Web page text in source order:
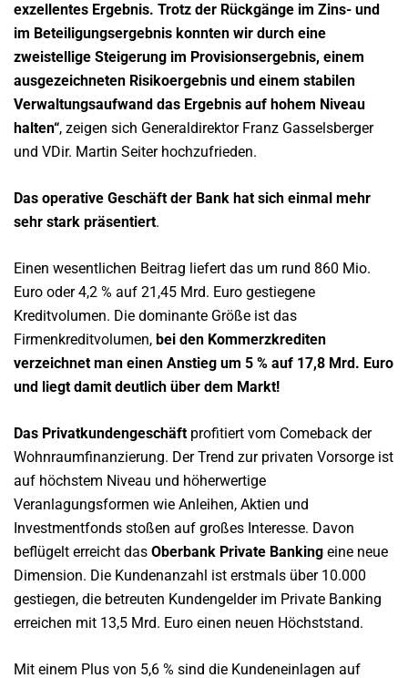
exzellentes Ergebnis. Trotz der Rückgänge im Zins- und
im Beteiligungsergebnis konnten wir durch eine
zweistellige Steigerung im Provisionsergebnis, einem
ausgezeichneten Risikoergebnis und einem stabilen
Verwaltungsaufwand das Ergebnis auf hohem Niveau
halten“, zeigen sich Generaldirektor Franz Gasselsberger
und VDir. Martin Seiter hochzufrieden.
Das operative Geschäft der Bank hat sich einmal mehr
sehr stark präsentiert.
Einen wesentlichen Beitrag liefert das um rund 860 Mio.
Euro oder 4,2 % auf 21,45 Mrd. Euro gestiegene
Kreditvolumen. Die dominante Größe ist das
Firmenkreditvolumen, bei den Kommerzkrediten
verzeichnet man einen Anstieg um 5 % auf 17,8 Mrd. Euro
und liegt damit deutlich über dem Markt!
Das Privatkundengeschäft profitiert vom Comeback der
Wohnraumfinanzierung. Der Trend zur privaten Vorsorge ist
auf höchstem Niveau und höherwertige
Veranlagungsformen wie Anleihen, Aktien und
Investmentfonds stoßen auf großes Interesse. Davon
beflügelt erreicht das Oberbank Private Banking eine neue
Dimension. Die Kundenanzahl ist erstmals über 10.000
gestiegen, die betreuten Kundengelder im Private Banking
erreichen mit 13,5 Mrd. Euro einen neuen Höchststand.
Mit einem Plus von 5,6 % sind die Kundeneinlagen auf